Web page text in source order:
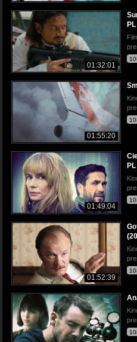
01:32:01
PL
01:55:20
01:49:04
PL
01:52:39